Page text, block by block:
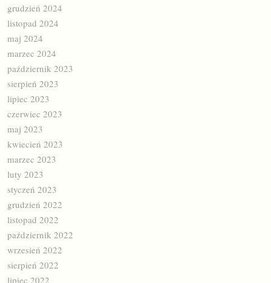
grudzień 2024
listopad 2024
maj 2024
marzec 2024
październik 2023
sierpień 2023
lipiec 2023
czerwiec 2023
maj 2023
kwiecień 2023
marzec 2023
luty 2023
styczeń 2023
grudzień 2022
listopad 2022
październik 2022
wrzesień 2022
sierpień 2022
lipiec 2022